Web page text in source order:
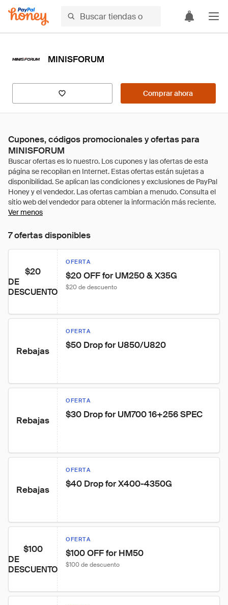
MINISFORUM
Comprar ahora
Cupones, códigos promocionales y ofertas para
MINISFORUM
Ver menos
7 ofertas disponibles
$20
DE
DESCUENTO
OFERTA
$20 OFF for UM250 & X35G
$20 de descuento
Rebajas
OFERTA
$50 Drop for U850/U820
Rebajas
OFERTA
$30 Drop for UM700 16+256 SPEC
Rebajas
OFERTA
$40 Drop for X400-4350G
$100
DE
DESCUENTO
OFERTA
$100 OFF for HM50
$100 de descuento